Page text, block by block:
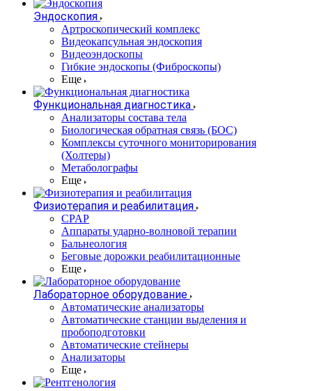
Эндоскопия
Артроскопический комплекс
Видеокапсульная эндоскопия
Видеоэндоскопы
Гибкие эндоскопы (Фиброcкопы)
Еще
Функциональная диагностика
Анализаторы состава тела
Биологическая обратная связь (БОС)
Комплексы суточного мониторирования
(Холтеры)
Метаболографы
Еще
Физиотерапия и реабилитация
CPAP
Аппараты ударно-волновой терапии
Бальнеология
Беговые дорожки реабилитационные
Еще
Лабораторное оборудование
Автоматические анализаторы
Автоматические станции выделения и
пробоподготовки
Автоматические стейнеры
Анализаторы
Еще